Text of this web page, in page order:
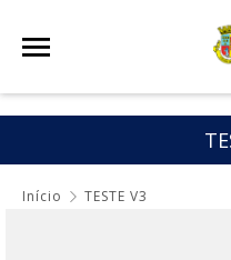
Início TESTE V3